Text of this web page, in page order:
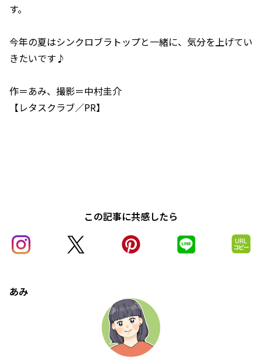
す。
今年の夏はシンクロブラトップと一緒に、気分を上げてい
きたいです♪
作＝あみ、撮影＝中村圭介
【レタスクラブ／PR】
この記事に共感したら
あみ